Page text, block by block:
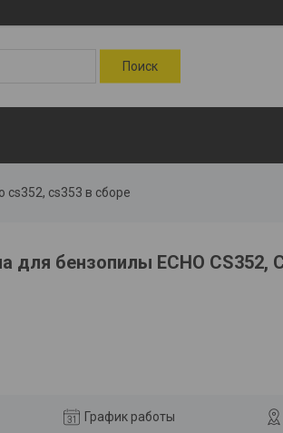
cs352, cs353 в сборе
для бензопилы ECHO CS352,
График работы